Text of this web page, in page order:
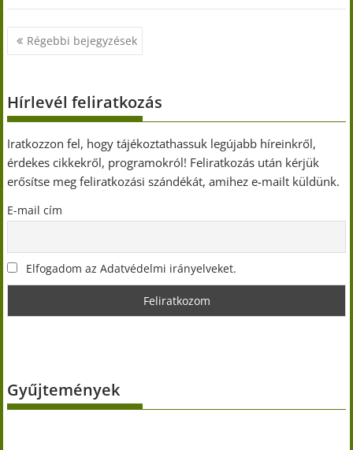
Bejegyzés
navigáció
Régebbi bejegyzések
Hírlevél feliratkozás
Iratkozzon fel, hogy tájékoztathassuk legújabb híreinkről,
érdekes cikkekről, programokról! Feliratkozás után kérjük
erősítse meg feliratkozási szándékát, amihez e-mailt küldünk.
E-mail cím
Elfogadom az Adatvédelmi irányelveket.
Gyűjtemények